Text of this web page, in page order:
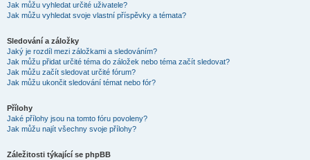
Jak můžu vyhledat určité uživatele?
Jak můžu vyhledat svoje vlastní příspěvky a témata?
Sledování a záložky
Jaký je rozdíl mezi záložkami a sledováním?
Jak můžu přidat určité téma do záložek nebo téma začít sledovat?
Jak můžu začít sledovat určité fórum?
Jak můžu ukončit sledování témat nebo fór?
Přílohy
Jaké přílohy jsou na tomto fóru povoleny?
Jak můžu najít všechny svoje přílohy?
Záležitosti týkající se phpBB